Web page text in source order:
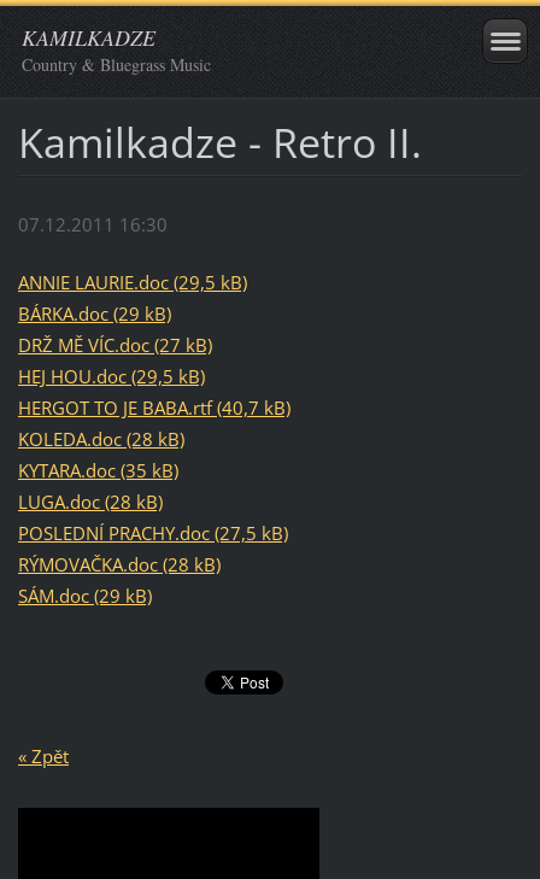
KAMILKADZE
Country & Bluegrass Music
Kamilkadze - Retro II.
07.12.2011 16:30
ANNIE LAURIE.doc (29,5 kB)
BÁRKA.doc (29 kB)
DRŽ MĚ VÍC.doc (27 kB)
HEJ HOU.doc (29,5 kB)
HERGOT TO JE BABA.rtf (40,7 kB)
KOLEDA.doc (28 kB)
KYTARA.doc (35 kB)
LUGA.doc (28 kB)
POSLEDNÍ PRACHY.doc (27,5 kB)
RÝMOVAČKA.doc (28 kB)
SÁM.doc (29 kB)
« Zpět